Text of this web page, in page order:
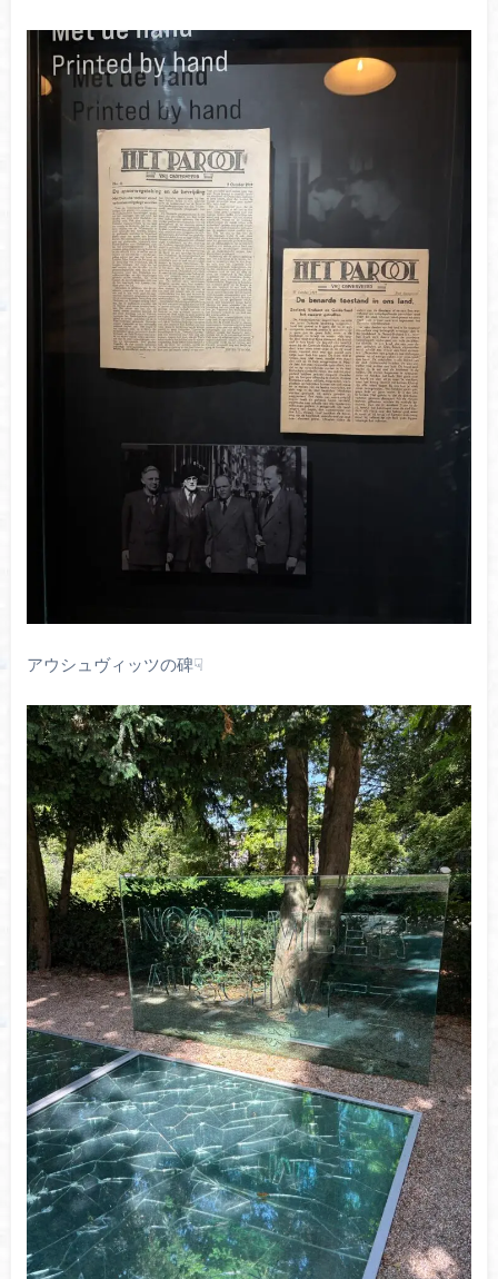
アウシュヴィッツの碑☟